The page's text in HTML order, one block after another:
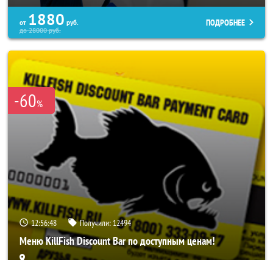
от 1880 руб.
до28000руб.
ПОДРОБНЕЕ
-60%
12:56:44 Получили: 12494
Меню KillFish Discount Bar по доступным ценам!